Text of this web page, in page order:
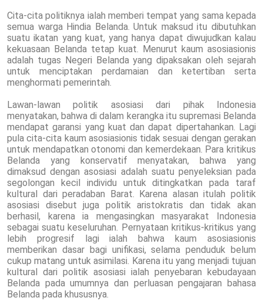
Cita-cita politiknya ialah memberi tempat yang sama kepada
semua warga Hindia Belanda. Untuk maksud itu dibutuhkan
suatu ikatan yang kuat, yang hanya dapat diwujudkan kalau
kekuasaan Belanda tetap kuat. Menurut kaum asosiasionis
adalah tugas Negeri Belanda yang dipaksakan oleh sejarah
untuk menciptakan perdamaian dan ketertiban serta
menghormati pemerintah.
Lawan-lawan politik asosiasi dari pihak Indonesia
menyatakan, bahwa di dalam kerangka itu supremasi Belanda
mendapat garansi yang kuat dan dapat dipertahankan. Lagi
pula cita-cita kaum asosiasionis tidak sesuai dengan gerakan
untuk mendapatkan otonomi dan kemerdekaan. Para kritikus
Belanda yang konservatif menyatakan, bahwa yang
dimaksud dengan asosiasi adalah suatu penyeleksian pada
segolongan kecil individu untuk ditingkatkan pada taraf
kultural dari peradaban Barat. Karena alasan itulah politik
asosiasi disebut juga politik aristokratis dan tidak akan
berhasil, karena ia mengasingkan masyarakat Indonesia
sebagai suatu keseluruhan. Pernyataan kritikus-kritikus yang
lebih progresif lagi ialah bahwa kaum asosiasionis
memberikan dasar bagi unifikasi, selama penduduk belum
cukup matang untuk asimilasi. Karena itu yang menjadi tujuan
kultural dari politik asosiasi ialah penyebaran kebudayaan
Belanda pada umumnya dan perluasan pengajaran bahasa
Belanda pada khususnya.